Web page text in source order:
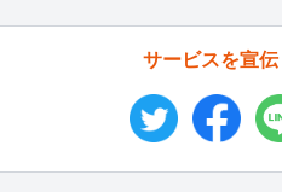
サービスを宣伝